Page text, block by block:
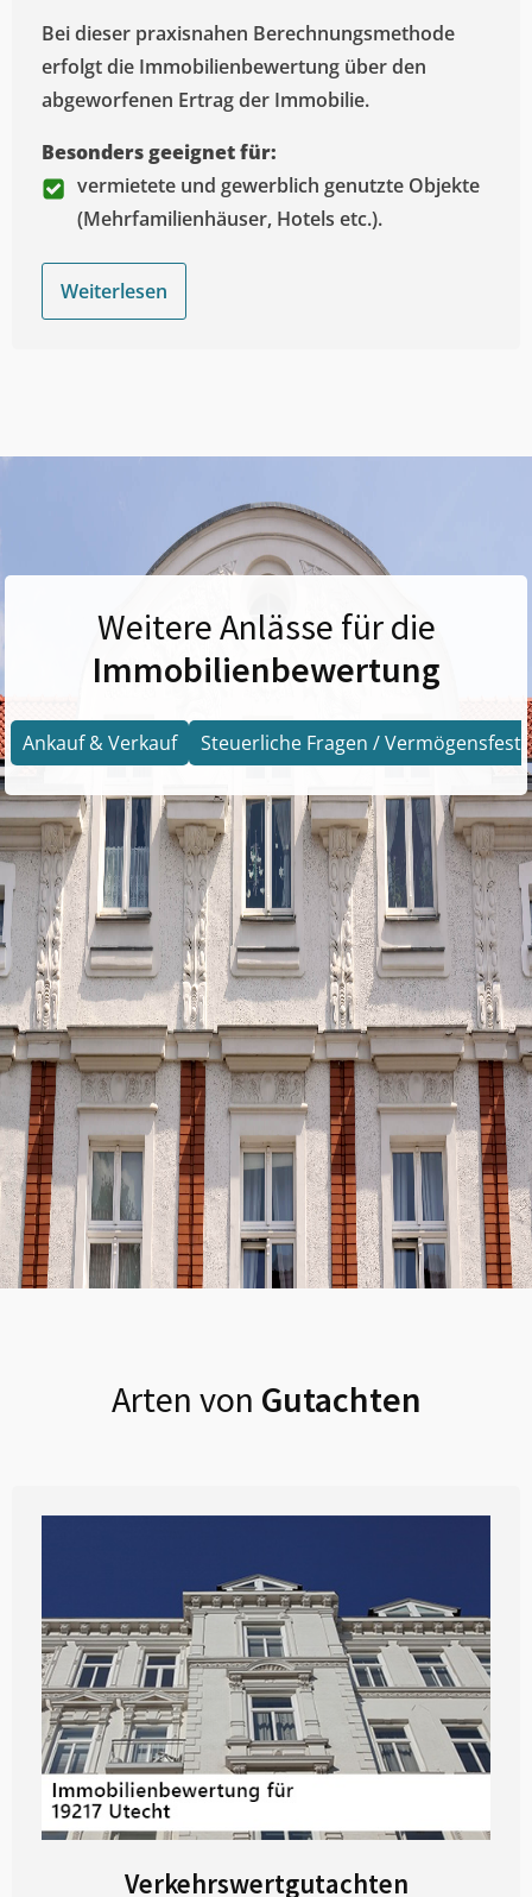
Bei dieser praxisnahen Berechnungsmethode
erfolgt die Immobilienbewertung über den
abgeworfenen Ertrag der Immobilie.
Besonders geeignet für:
vermietete und gewerblich genutzte Objekte
(Mehrfamilienhäuser, Hotels etc.).
Weiterlesen
Weitere Anlässe für die
Immobilienbewertung
Ankauf & Verkauf Steuerliche Fragen /
Arten von Gutachten
Verkehrswertgutachten